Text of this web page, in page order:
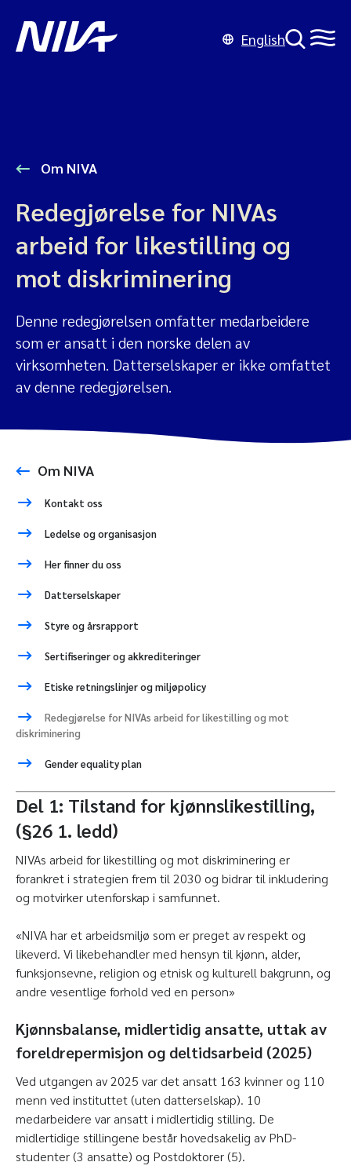
English
Om NIVA
Redegjørelse for NIVAs
arbeid for likestilling og
mot diskriminering
Denne redegjørelsen omfatter medarbeidere
som er ansatt i den norske delen av
virksomheten. Datterselskaper er ikke omfattet
av denne redegjørelsen.
Om NIVA
Kontakt oss
Ledelse og organisasjon
Her finner du oss
Datterselskaper
Styre og årsrapport
Sertifiseringer og akkrediteringer
Etiske retningslinjer og miljøpolicy
Redegjørelse for NIVAs arbeid for likestilling og mot
diskriminering
Gender equality plan
Del 1: Tilstand for kjønnslikestilling,
(§26 1. ledd)
NIVAs arbeid for likestilling og mot diskriminering er
forankret i strategien frem til 2030 og bidrar til inkludering
og motvirker utenforskap i samfunnet.
«NIVA har et arbeidsmiljø som er preget av respekt og
likeverd. Vi likebehandler med hensyn til kjønn, alder,
funksjonsevne, religion og etnisk og kulturell bakgrunn, og
andre vesentlige forhold ved en person»
Kjønnsbalanse, midlertidig ansatte, uttak av
foreldrepermisjon og deltidsarbeid (2025)
Ved utgangen av 2025 var det ansatt 163 kvinner og 110
menn ved instituttet (uten datterselskap). 10
medarbeidere var ansatt i midlertidig stilling. De
midlertidige stillingene består hovedsakelig av PhD-
studenter (3 ansatte) og Postdoktorer (5).